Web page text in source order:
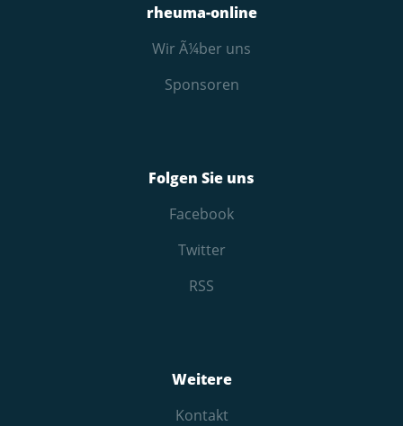
rheuma-online
Wir Ã¼ber uns
Sponsoren
Folgen Sie uns
Facebook
Twitter
RSS
Weitere
Kontakt